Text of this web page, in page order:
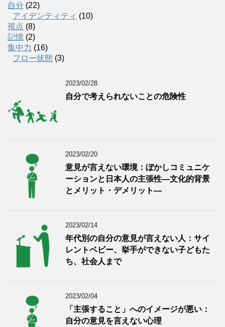
自分 (22)
アイデンティティ (10)
視点 (8)
記憶 (2)
集中力 (16)
フロー状態 (3)
2023/02/28
自分で考えられないことの危険性
2023/02/20
意見が言えない環境：ぼかしコミュニケ
ーションと日本人の主張性―文化的背景
とメリット・デメリット―
2023/02/14
年代別の自分の意見が言えない人：サイ
レントベビー、挙手ができない子どもた
ち、社会人まで
2023/02/04
「主張すること」へのイメージが悪い：
自分の意見を言えない心理